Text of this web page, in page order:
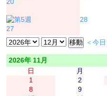
20
27
28
＜今
2026年 11月
日
月
1
2
8
9